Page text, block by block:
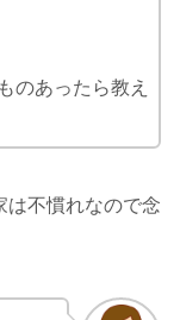
のあったら教え
は不慣れなので念